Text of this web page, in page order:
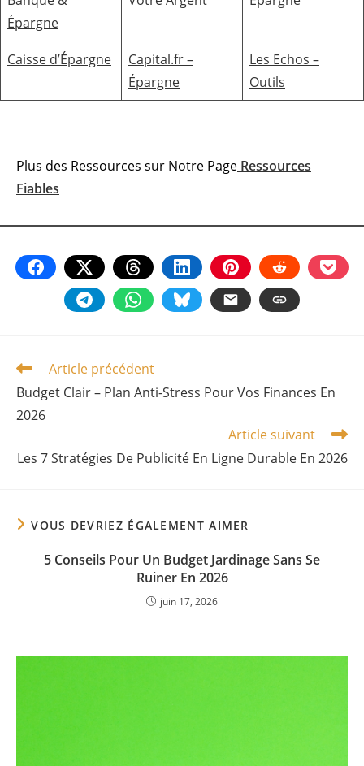
Épargne
Caisse d’Épargne
Capital.fr –
Épargne
Les Echos –
Outils
Plus des Ressources sur Notre Page Ressources
Fiables
Read
more
articles
Article précédent
Budget Clair – Plan Anti-Stress Pour Vos Finances En
2026
Article suivant
Les 7 Stratégies De Publicité En Ligne Durable En 2026
VOUS DEVRIEZ ÉGALEMENT AIMER
5 Conseils Pour Un Budget Jardinage Sans Se
Ruiner En 2026
juin 17, 2026